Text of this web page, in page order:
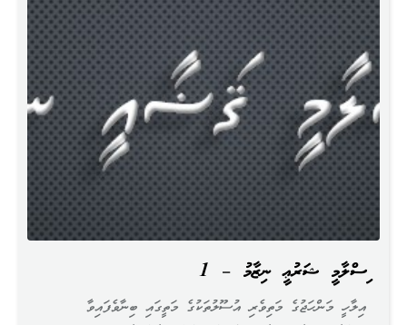
އިސްލާމީ ޝަރުޢީ ނިޒާމު – 1
އިލާހީ މަންހަޖުގެ މަތިވެރި އުސޫލުތަކުގެ މަތީގައި ބިނާވެފައިވާ